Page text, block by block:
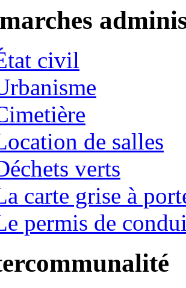
civil
de salles
verts
carte grise à
permis de